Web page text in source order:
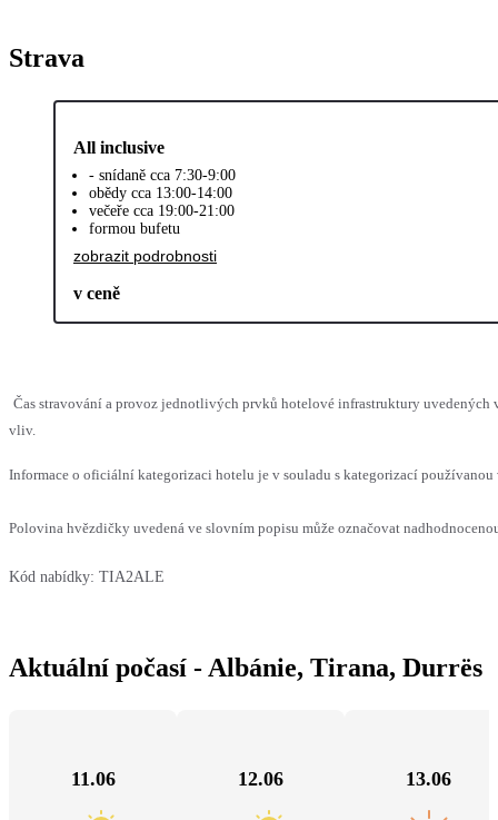
Strava
All inclusive
- snídaně cca 7:30-9:00
obědy cca 13:00-14:00
večeře cca 19:00-21:00
formou bufetu
zobrazit podrobnosti
v ceně
Čas stravování a provoz jednotlivých prvků hotelové infrastruktury uvedených
vliv.
Informace o oficiální kategorizaci hotelu je v souladu s kategorizací
Polovina hvězdičky uvedená ve slovním popisu může označovat
Kód nabídky: TIA2ALE
Aktuální počasí - Albánie, Tirana, Durrës
11.06 12.06 13.06